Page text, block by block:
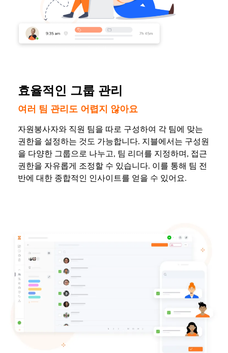
효율적인 그룹 관리
여러 팀 관리도 어렵지 않아요
자원봉사자와 직원 팀을 따로 구성하여 각 팀에 맞는
권한을 설정하는 것도 가능합니다. 지블에서는 구성원
을 다양한 그룹으로 나누고, 팀 리더를 지정하며, 접근
권한을 자유롭게 조정할 수 있습니다. 이를 통해 팀 전
반에 대한 종합적인 인사이트를 얻을 수 있어요.